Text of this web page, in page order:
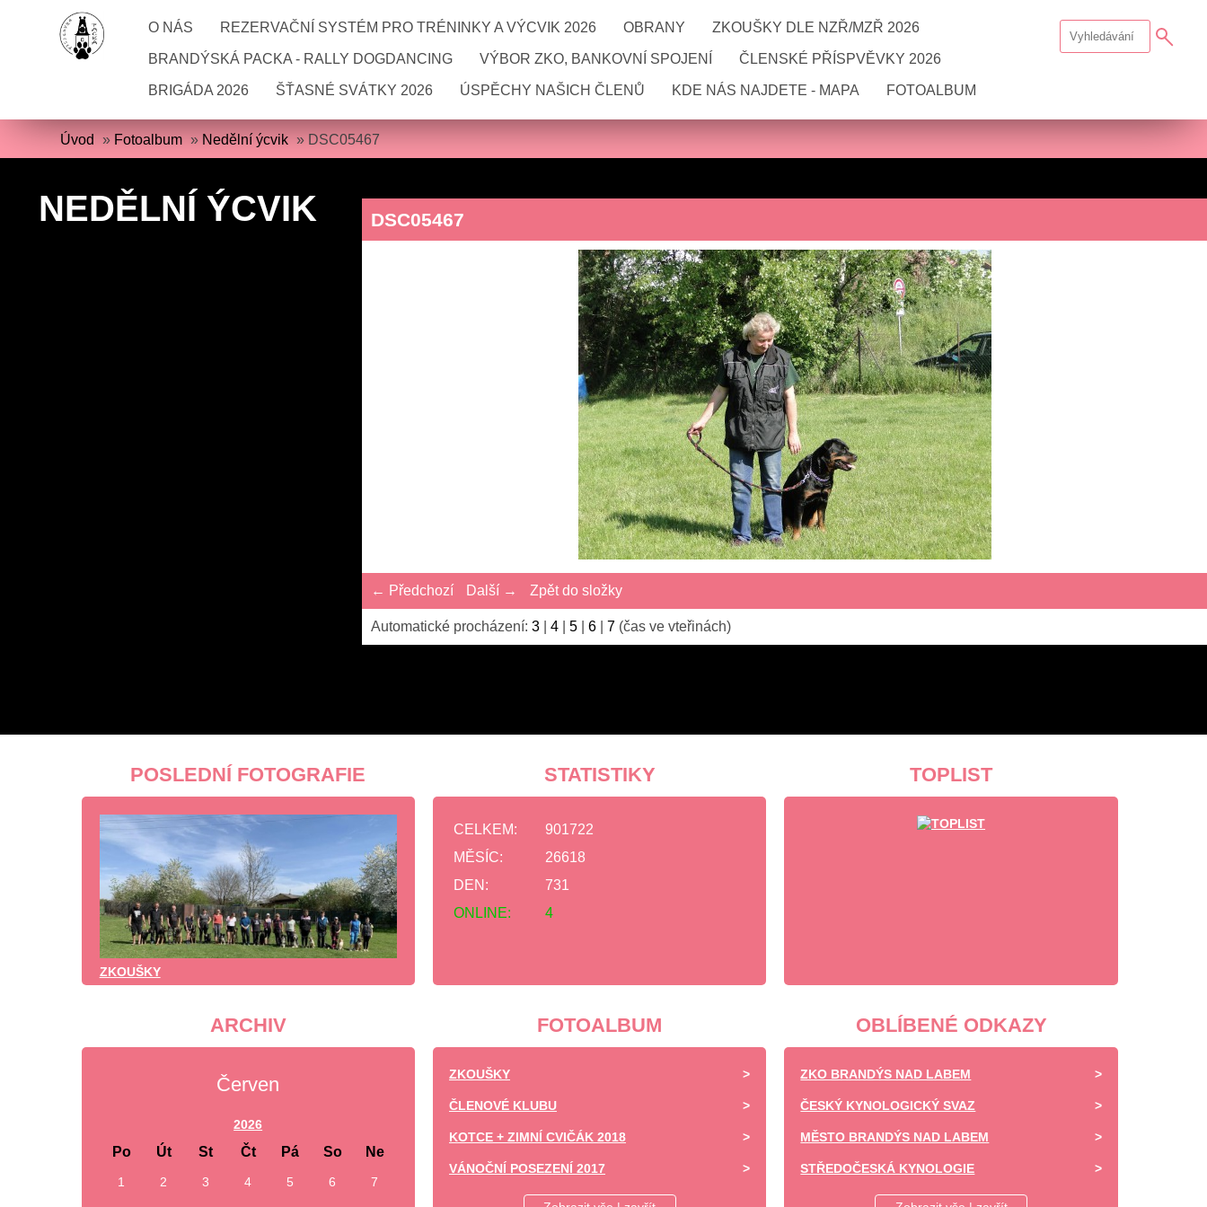
O NÁS REZERVAČNÍ SYSTÉM PRO TRÉNINKY A VÝCVIK 2026 OBRANY ZKOUŠKY DLE NZŘ/MZŘ 2026
BRANDÝSKÁ PACKA - RALLY DOGDANCING VÝBOR ZKO, BANKOVNÍ SPOJENÍ ČLENSKÉ PŘÍSPVĚVKY 2026
BRIGÁDA 2026 ŠŤASNÉ SVÁTKY 2026 ÚSPĚCHY NAŠICH ČLENŮ KDE NÁS NAJDETE - MAPA FOTOALBUM
Úvod » Fotoalbum » Nedělní ýcvik » DSC05467
NEDĚLNÍ ÝCVIK DSC05467
← Předchozí Další → Zpět do složky
Automatické procházení:3 |4 |5 |6 |7 (čas ve vteřinách)
POSLEDNÍ FOTOGRAFIE
ZKOUŠKY
STATISTIKY
ONLINE: 4
CELKEM:
901722
MĚSÍC:
26618
DEN:
731
TOPLIST
ARCHIV
Červen
2026
Po Út St Čt Pá So Ne
1 2 3 4 5 6 7
FOTOALBUM
ZKOUŠKY
ČLENOVÉ KLUBU
KOTCE + ZIMNÍ CVIČÁK 2018
VÁNOČNÍ POSEZENÍ 2017
DĚTSKÝ DEN ZÁPY 2017 -UKÁZKA VÝCVIKU
OBLÍBENÉ ODKAZY
ZKO BRANDÝS NAD LABEM
ČESKÝ KYNOLOGICKÝ SVAZ
MĚSTO BRANDÝS NAD LABEM
STŘEDOČESKÁ KYNOLOGIE
DAISY OF HIGHLAND - CHOVATELSKÁ STANICE -